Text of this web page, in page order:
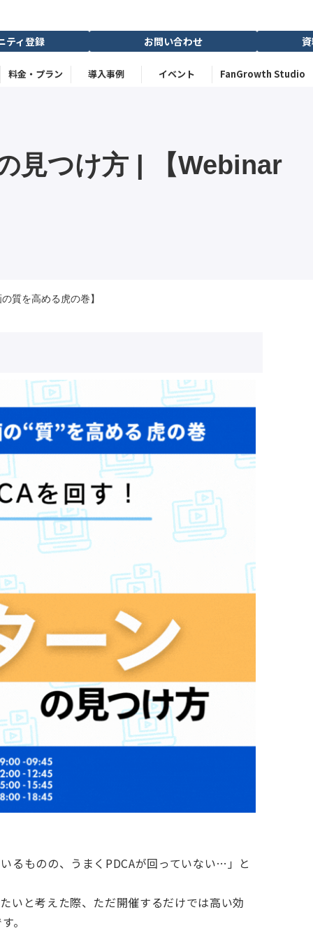
ティ登録 お問い合わせ
料金・プラン 導入事例 イベント FanGrowth Studio
見つけ方 | 【Webinar
質を高める虎の巻】
るものの、うまくPDCAが回っていない…」と
いと考えた際、ただ開催するだけでは高い効
。